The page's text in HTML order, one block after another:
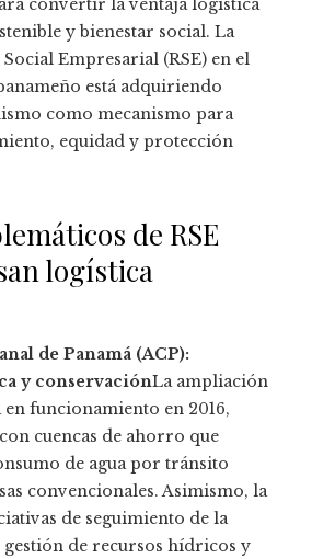
convertir la ventaja logística
y bienestar social. La
Empresarial (RSE) en el
está adquiriendo
como mecanismo para
equidad y protección
de RSE
logística
de Panamá (ACP):
y conservaciónLa ampliación
en funcionamiento en 2016,
cuencas de ahorro que
de agua por tránsito
convencionales. Asimismo, la
de seguimiento de la
gestión de recursos hídricos y